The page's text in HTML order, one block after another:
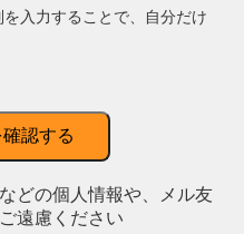
入力することで、自分だけ
認する
どの個人情報や、メル友
遠慮ください